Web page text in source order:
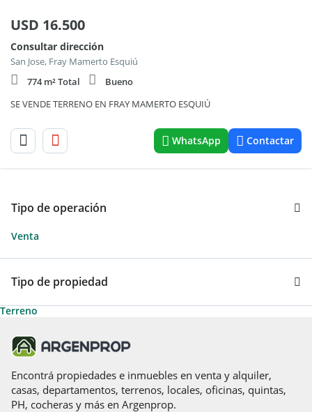
USD 16.500
Consultar dirección
San Jose, Fray Mamerto Esquiú
774 m² Total
Bueno
SE VENDE TERRENO EN FRAY MAMERTO ESQUIÚ
WhatsApp Contactar
Tipo de operación
Venta
Tipo de propiedad
Terreno
Encontrá propiedades e inmuebles en venta y alquiler,
casas, departamentos, terrenos, locales, oficinas, quintas,
PH, cocheras y más en Argenprop.